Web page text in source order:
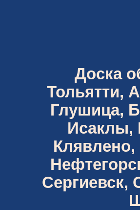
Доска
Тольятти,
Глушица,
Исаклы,
Сергиевск,